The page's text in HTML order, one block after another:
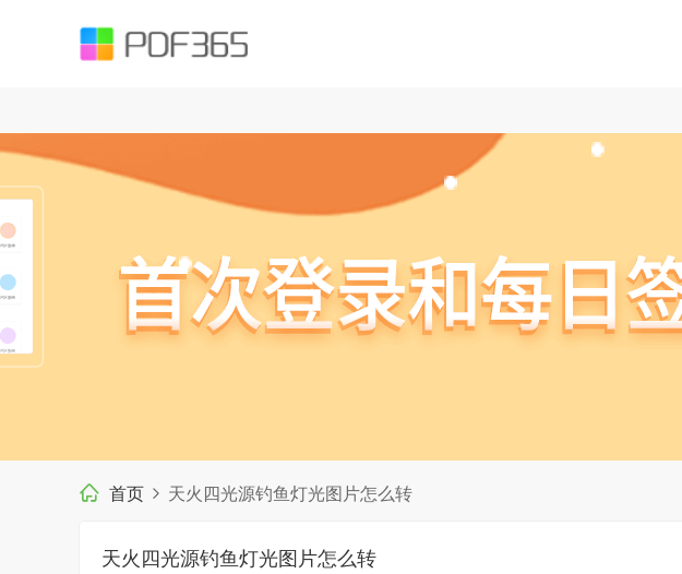
().;?:@&=+$,%#-]+)+/?)$`; var objExp = new RegExp(Expression); if (objExp.test(str) != true) { return
首页 天火四光源钓鱼灯光图片怎么转
天火四光源钓鱼灯光图片怎么转